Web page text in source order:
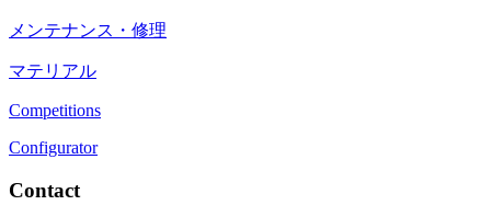
メンテナンス・修理
マテリアル
Competitions
Configurator
Contact